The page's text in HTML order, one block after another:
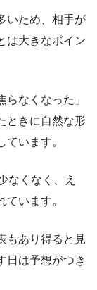
いため、相手が
は大きなポイン
なくなった」
ときに自然な形
います。
なくなく、え
います。
もあり得ると見
日は予想がつき